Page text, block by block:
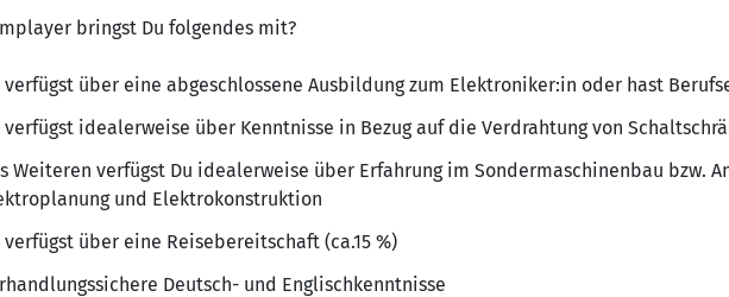
bringst Du folgendes mit?
verfügst über eine abgeschlossene Ausbildung zum Elektroniker:in oder hast
verfügst idealerweise über Kenntnisse in Bezug auf die Verdrahtung von
Weiteren verfügst Du idealerweise über Erfahrung im Sondermaschinenbau bzw.
und Elektrokonstruktion
verfügst über eine Reisebereitschaft (ca.15 %)
Deutsch- und Englischkenntnisse